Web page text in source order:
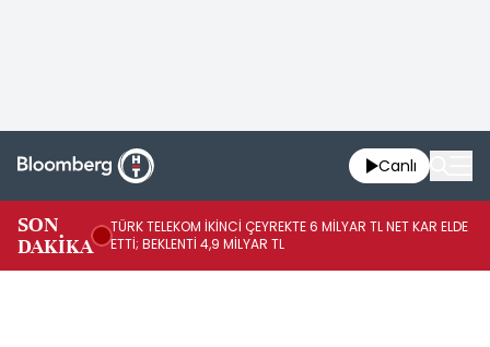
Canlı
SON
DAKİKA
TÜRK TELEKOM İKİNCİ ÇEYREKTE 6 MİLYAR TL NET KAR ELDE
ETTİ; BEKLENTİ 4,9 MİLYAR TL